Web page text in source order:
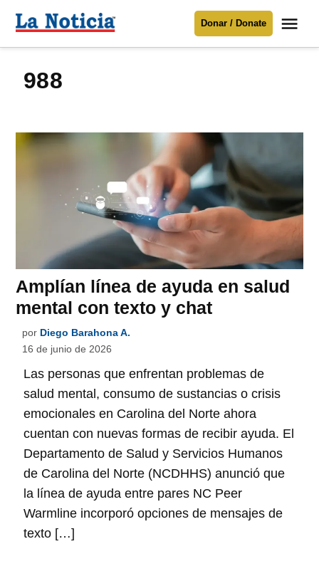
Para mantenerte informado necesitamos
contenido
Noticia
Donar / Donate
988
Amplían línea de ayuda en salud
mental con texto y chat
por Diego Barahona A.
16 de junio de 2026
Las personas que enfrentan problemas de
salud mental, consumo de sustancias o crisis
emocionales en Carolina del Norte ahora
cuentan con nuevas formas de recibir ayuda. El
Departamento de Salud y Servicios Humanos
de Carolina del Norte (NCDHHS) anunció que
la línea de ayuda entre pares NC Peer
Warmline incorporó opciones de mensajes de
texto […]